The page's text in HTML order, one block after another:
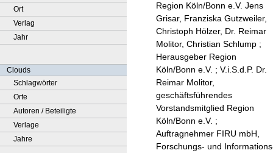
Ort
Verlag
Jahr
Clouds
Schlagwörter
Orte
Autoren / Beteiligte
Verlage
Jahre
Region Köln/Bonn e.V. Jens
Grisar, Franziska Gutzweiler,
Christoph Hölzer, Dr. Reimar
Molitor, Christian Schlump ;
Herausgeber Region
Köln/Bonn e.V. ; V.i.S.d.P. Dr.
Reimar Molitor,
geschäftsführendes
Vorstandsmitglied Region
Köln/Bonn e.V. ;
Auftragnehmer FIRU mbH,
Forschungs- und